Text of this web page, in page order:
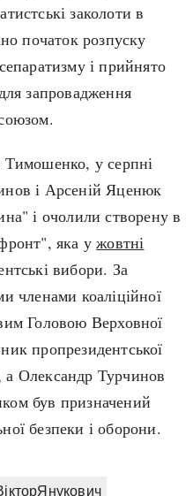
заколоти в
початок розпуску
і прийнято
запровадження
Тимошенко, у серпні
і Арсеній Яценюк
і очолили створену в
яка ужовтні
вибори. За
членами коаліційної
Головою Верховної
пропрезидентської
Олександр Турчинов
був призначений
безпеки і оборони.